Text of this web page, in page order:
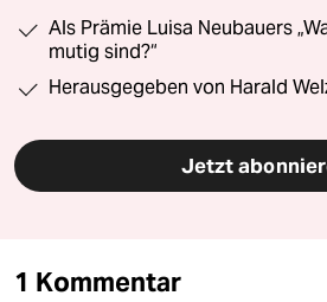
Als Prämie Luisa Neubauers
mutig sind?“
Herausgegeben von Harald
Jetzt
1 Kommentar